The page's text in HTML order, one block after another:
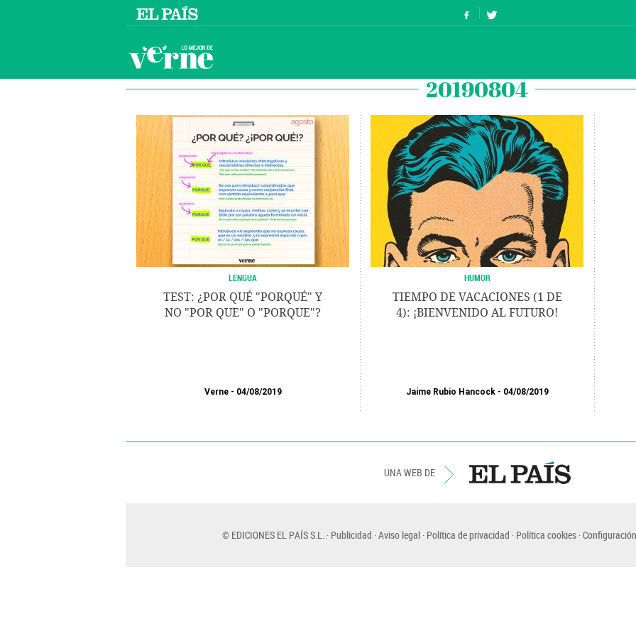
20190804
LENGUA
TEST: ¿POR QUÉ "PORQUÉ" Y
NO "POR QUE" O "PORQUE"?
Verne 04/08/2019
HUMOR
TIEMPO DE VACACIONES (1 DE
4): ¡BIENVENIDO AL FUTURO!
Jaime Rubio Hancock 04/08/2019
UNA WEB DE
© EDICIONES EL PAÍS S.L. Publicidad Aviso legal Política de privacidad Política cookies